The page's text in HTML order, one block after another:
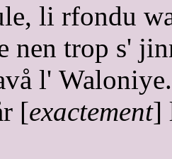
li rfondu
nen trop s'
l'
[exactement]